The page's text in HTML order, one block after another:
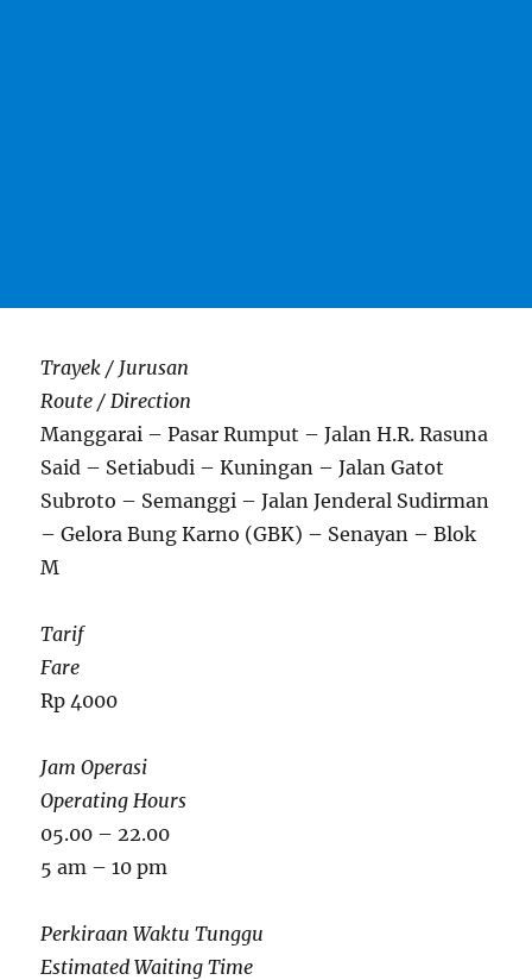
Trayek / Jurusan
Route / Direction
Manggarai – Pasar Rumput – Jalan H.R. Rasuna
Said – Setiabudi – Kuningan – Jalan Gatot
Subroto – Semanggi – Jalan Jenderal Sudirman
– Gelora Bung Karno (GBK) – Senayan – Blok
M
Tarif
Fare
Rp 4000
Jam Operasi
Operating Hours
05.00 – 22.00
5 am – 10 pm
Perkiraan Waktu Tunggu
Estimated Waiting Time